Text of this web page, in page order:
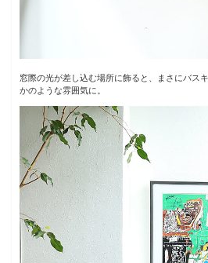
窓際の光が差し込む場所に飾ると、まさにバス
かのような雰囲気に。